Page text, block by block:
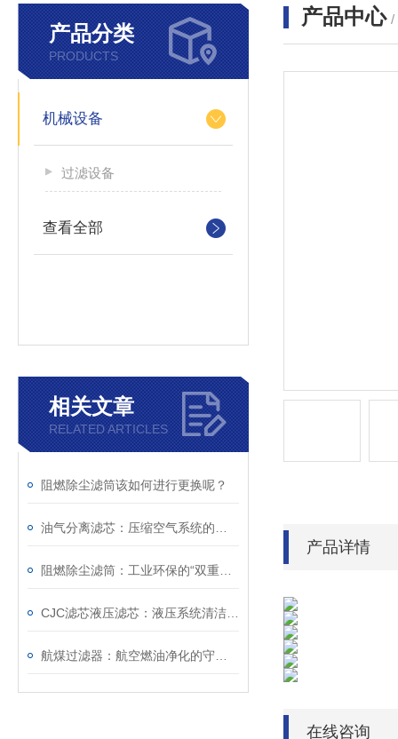
产品分类
PRODUCTS
机械设备
过滤设备
查看全部
相关文章
RELATED ARTICLES
阻燃除尘滤筒该如何进行更换呢？
产品中心 /
产品详情
在线咨询